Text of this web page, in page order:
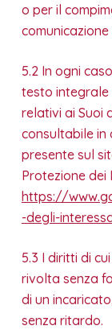
o per il
5.2 In ogni
testo integrale
relativi ai Suoi
consultabile in
presente sul
Protezione dei
https://
-degli-
5.3 I diritti di
rivolta senza
di un
senza ritardo.